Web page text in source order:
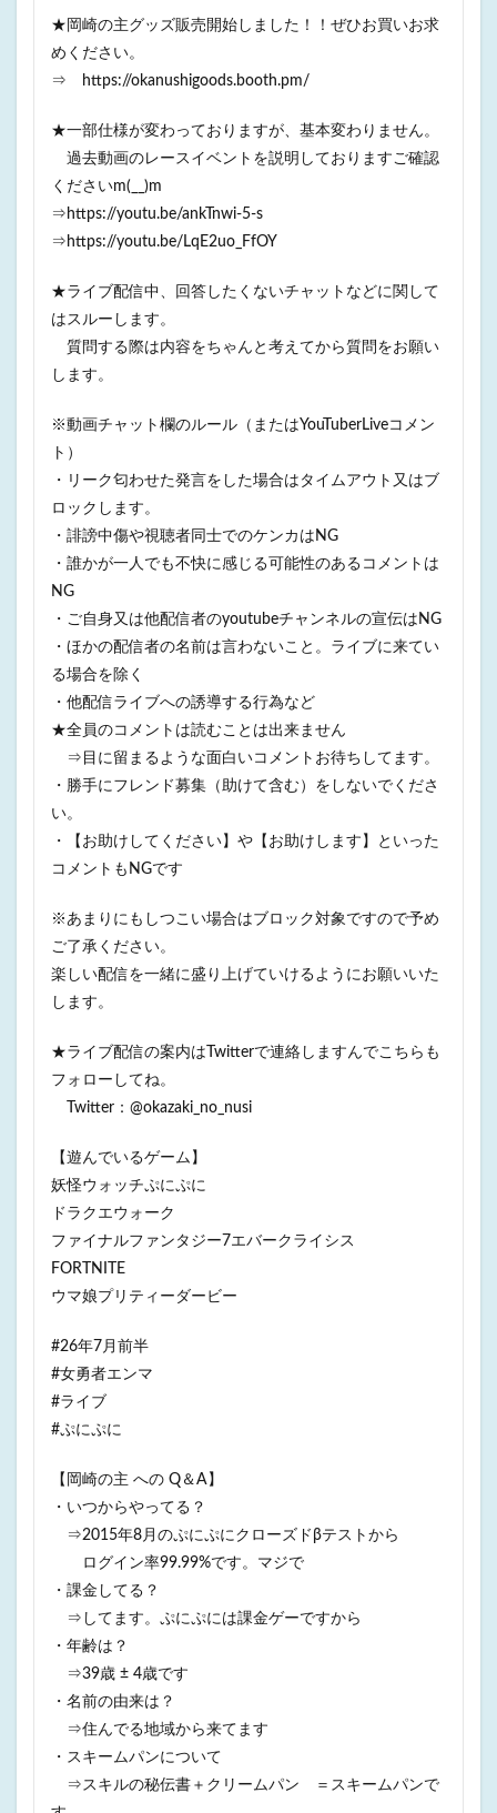
★岡崎の主グッズ販売開始しました！！ぜひお買いお求
めください。
⇒ https://okanushigoods.booth.pm/
★一部仕様が変わっておりますが、基本変わりません。
過去動画のレースイベントを説明しておりますご確認
くださいm(__)m
⇒https://youtu.be/ankTnwi-5-s
⇒https://youtu.be/LqE2uo_FfOY
★ライブ配信中、回答したくないチャットなどに関して
はスルーします。
質問する際は内容をちゃんと考えてから質問をお願い
します。
※動画チャット欄のルール（またはYouTuberLiveコメン
ト）
・リーク匂わせた発言をした場合はタイムアウト又はブ
ロックします。
・誹謗中傷や視聴者同士でのケンカはNG
・誰かが一人でも不快に感じる可能性のあるコメントは
NG
・ご自身又は他配信者のyoutubeチャンネルの宣伝はNG
・ほかの配信者の名前は言わないこと。ライブに来てい
る場合を除く
・他配信ライブへの誘導する行為など
★全員のコメントは読むことは出来ません
⇒目に留まるような面白いコメントお待ちしてます。
・勝手にフレンド募集（助けて含む）をしないでくださ
い。
・【お助けしてください】や【お助けします】といった
コメントもNGです
※あまりにもしつこい場合はブロック対象ですので予め
ご了承ください。
楽しい配信を一緒に盛り上げていけるようにお願いいた
します。
★ライブ配信の案内はTwitterで連絡しますんでこちらも
フォローしてね。
Twitter：@okazaki_no_nusi
【遊んでいるゲーム】
妖怪ウォッチぷにぷに
ドラクエウォーク
ファイナルファンタジー7エバークライシス
FORTNITE
ウマ娘プリティーダービー
#26年7月前半
#女勇者エンマ
#ライブ
#ぷにぷに
【岡崎の主 への Q＆A】
・いつからやってる？
⇒2015年8月のぷにぷにクローズドβテストから
ログイン率99.99%です。マジで
・課金してる？
⇒してます。ぷにぷには課金ゲーですから
・年齢は？
⇒39歳 ± 4歳です
・名前の由来は？
⇒住んでる地域から来てます
・スキームパンについて
⇒スキルの秘伝書＋クリームパン ＝スキームパンで